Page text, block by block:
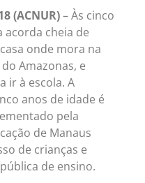
(ACNUR)– Às cinco
acorda cheia de
onde mora na
Amazonas, e
ir à escola. A
anos de idade é
pela
de Manaus
de crianças e
de ensino.